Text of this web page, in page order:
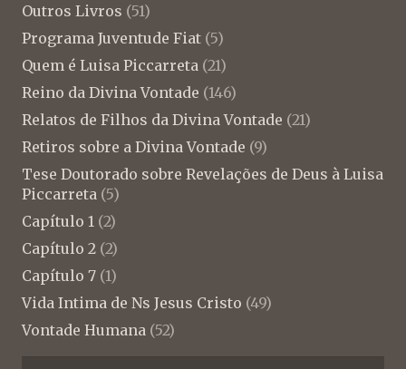
Outros Livros (51)
Programa Juventude Fiat (5)
Quem é Luisa Piccarreta (21)
Reino da Divina Vontade (146)
Relatos de Filhos da Divina Vontade (21)
Retiros sobre a Divina Vontade (9)
Tese Doutorado sobre Revelações de Deus à Luisa
Piccarreta (5)
Capítulo 1 (2)
Capítulo 2 (2)
Capítulo 7 (1)
Vida Intima de Ns Jesus Cristo (49)
Vontade Humana (52)